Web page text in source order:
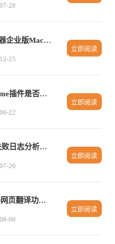
28
Chrome浏览器企业版MacOS快速安装操作步骤
25
立即阅读
Google Chrome插件是否支持智能热点词分析
22
立即阅读
谷歌浏览器失败日志分析与处理
20
立即阅读
google浏览器网页翻译功能详细设置及使用方法
06
立即阅读